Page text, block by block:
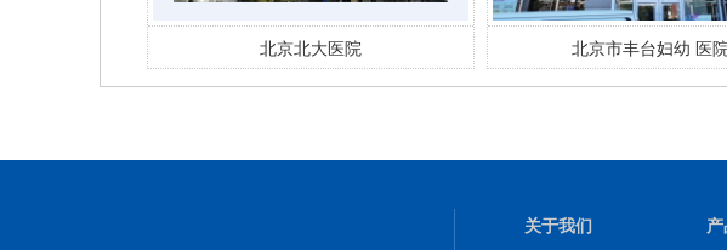
北京市丰台妇幼 医院 北京市怀柔医院
关于我们